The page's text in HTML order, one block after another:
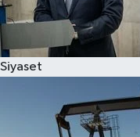
Siyaset
Spor
Çocuk